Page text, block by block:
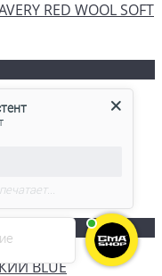
RED WOOL SOFT
вам в